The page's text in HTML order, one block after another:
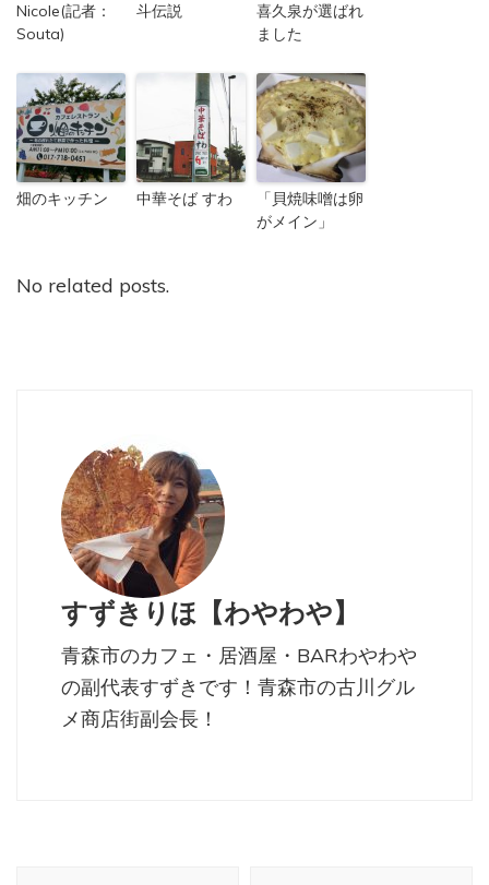
Nicole(記者：
Souta)
斗伝説
喜久泉が選ばれ
ました
畑のキッチン 中華そば すわ
「貝焼味噌は卵
がメイン」
No related posts.
すずきりほ【わやわや】
青森市のカフェ・居酒屋・BARわやわや
の副代表すずきです！青森市の古川グル
メ商店街副会長！